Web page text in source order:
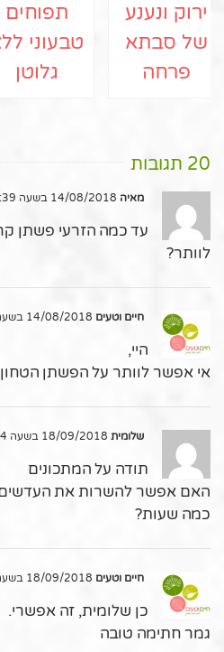
תפוחים
טבעוני
גלוטן
ירוק ונענע
של סבתא
פרחה
20 תגובות
מאיה
עד כמה הזרעי פשתן
לוותר?
חיים וטעים
היי,
אי אפשר לוותר על הפשתן
שלומית
תודה על המתכונים
האם אפשר להשרות את העדשים
כמה שעות?
חיים וטעים
כן שלומית, זה אפשרי.
גמר חתימה טובה